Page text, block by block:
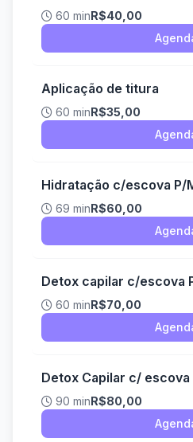
60 minR$40,00
Aplicação de titura
60 minR$35,00
Hidratação c/escova P/
69 minR$60,00
Detox capilar c/escova
60 minR$70,00
Detox Capilar c/ escova
90 minR$80,00